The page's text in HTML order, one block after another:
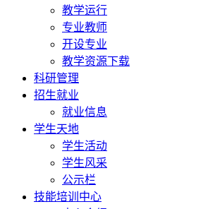
教学运行
专业教师
开设专业
教学资源下载
科研管理
招生就业
就业信息
学生天地
学生活动
学生风采
公示栏
技能培训中心